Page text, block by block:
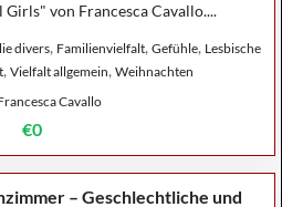
von Francesca Cavallo....
divers, Familienvielfalt, Gefühle, Lesbische
, Vielfalt allgemein, Weihnachten
Cavallo
€0